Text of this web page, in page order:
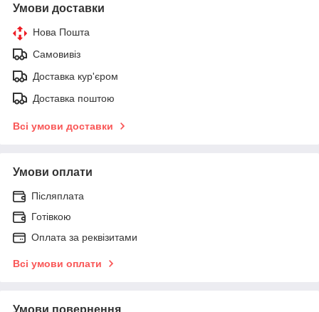
Умови доставки
Нова Пошта
Самовивіз
Доставка кур'єром
Доставка поштою
Всі умови доставки
Умови оплати
Післяплата
Готівкою
Оплата за реквізитами
Всі умови оплати